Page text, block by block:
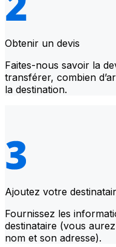
Obtenir un devis
Faites-nous savoir la
transférer, combien
la destination.
Ajoutez votre
Fournissez les
destinataire (vous
nom et son adresse).